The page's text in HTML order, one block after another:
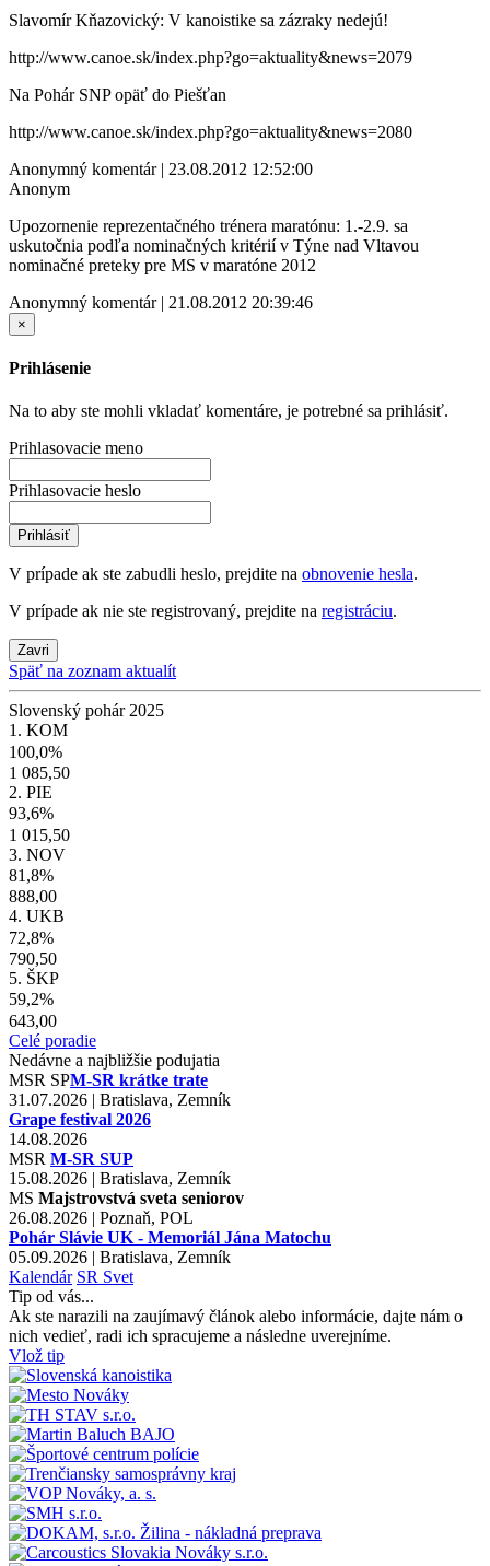
Slavomír Kňazovický: V kanoistike sa zázraky nedejú!
http://www.canoe.sk/index.php?go=aktuality&news=2079
Na Pohár SNP opäť do Piešťan
http://www.canoe.sk/index.php?go=aktuality&news=2080
Anonymný komentár | 23.08.2012 12:52:00
Anonym
Upozornenie reprezentačného trénera maratónu: 1.-2.9. sa
uskutočnia podľa nominačných kritérií v Týne nad Vltavou
nominačné preteky pre MS v maratóne 2012
Anonymný komentár | 21.08.2012 20:39:46
×
Prihlásenie
Na to aby ste mohli vkladať komentáre, je potrebné sa prihlásiť.
Prihlasovacie meno
Prihlasovacie heslo
Prihlásiť
V prípade ak ste zabudli heslo, prejdite na obnovenie hesla.
V prípade ak nie ste registrovaný, prejdite na registráciu.
Zavri
Späť na zoznam aktualít
Slovenský pohár 2025
1. KOM
100,0%
1 085,50
2. PIE
93,6%
1 015,50
3. NOV
81,8%
888,00
4. UKB
72,8%
790,50
5. ŠKP
59,2%
643,00
Celé poradie
Nedávne a najbližšie podujatia
MSR SPM-SR krátke trate
31.07.2026 | Bratislava, Zemník
Grape festival 2026
14.08.2026
MSR M-SR SUP
15.08.2026 | Bratislava, Zemník
MS Majstrovstvá sveta seniorov
26.08.2026 | Poznaň, POL
Pohár Slávie UK - Memoriál Jána Matochu
05.09.2026 | Bratislava, Zemník
Kalendár SR Svet
Tip od vás...
Ak ste narazili na zaujímavý článok alebo informácie, dajte nám o
nich vedieť, radi ich spracujeme a následne uverejníme.
Vlož tip